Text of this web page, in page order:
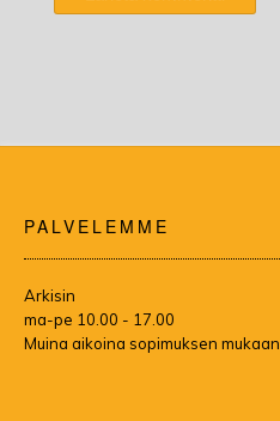
PALVELEMME
Arkisin
ma-pe 10.00 - 17.00
Muina aikoina sopimuksen mukaan.